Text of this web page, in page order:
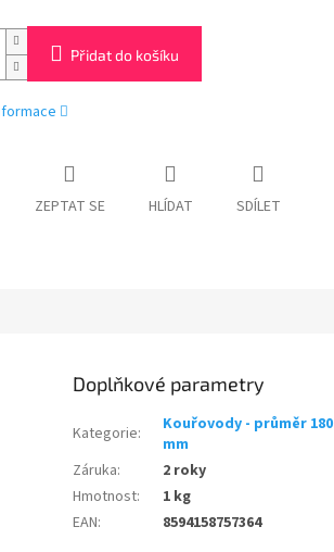
Přidat do košíku
ZEPTAT SE HLÍDAT SDÍLET
Doplňkové parametry
Kategorie:
Kouřovody - průměr 180
mm
Záruka:
2 roky
Hmotnost:
1 kg
EAN: 8594158757364